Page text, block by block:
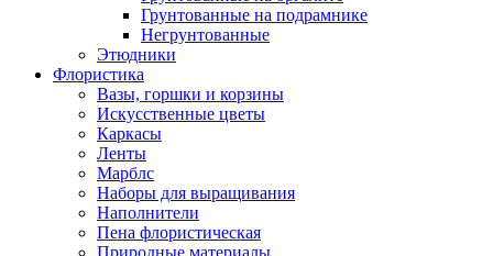
Грунтованные на подрамнике
Негрунтованные
Этюдники
Флористика
Вазы, горшки и корзины
Искусственные цветы
Каркасы
Ленты
Марблс
Наборы для выращивания
Наполнители
Пена флористическая
Природные материалы